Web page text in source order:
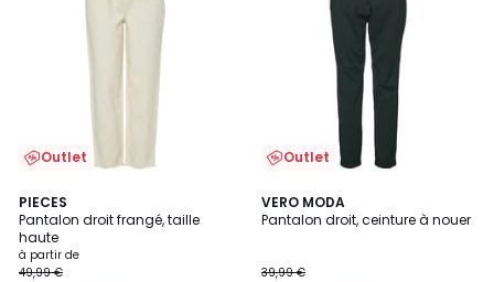
Outlet
PIECES
Pantalon droit frangé, taille
haute
à partir de
49,99 €
5
/
5
2
Couleurs
Outlet
VERO MODA
Pantalon droit, ceinture à nouer
39,99 €
4,5
/ 5